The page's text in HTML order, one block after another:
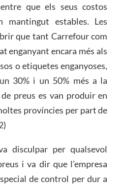
que els seus costos
mantingut estables. Les
que tant Carrefour com
enganyant encara més als
o etiquetes enganyoses,
30% i un 50% més a la
preus es van produir en
províncies per part de
disculpar per qualsevol
i va dir que l’empresa
de control per dur a